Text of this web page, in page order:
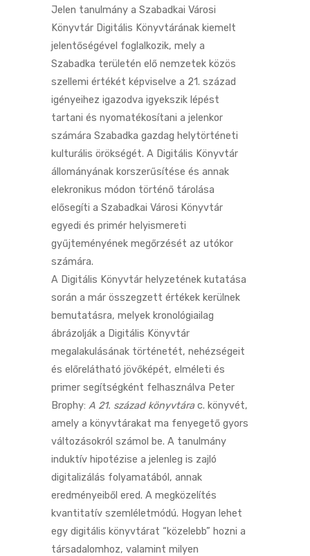
Jelen tanulmány a Szabadkai Városi
Könyvtár Digitális Könyvtárának kiemelt
jelentőségével foglalkozik, mely a
Szabadka területén elő nemzetek közös
szellemi értékét képviselve a 21. század
igényeihez igazodva igyekszik lépést
tartani és nyomatékosítani a jelenkor
számára Szabadka gazdag helytörténeti
kulturális örökségét. A Digitális Könyvtár
állományának korszerűsítése és annak
elekronikus módon történő tárolása
elősegíti a Szabadkai Városi Könyvtár
egyedi és primér helyismereti
gyűjteményének megőrzését az utókor
számára.
A Digitális Könyvtár helyzetének kutatása
során a már összegzett értékek kerülnek
bemutatásra, melyek kronológiailag
ábrázolják a Digitális Könyvtár
megalakulásának történetét, nehézségeit
és előrelátható jövőképét, elméleti és
primer segítségként felhasználva Peter
Brophy: A 21. század könyvtárac. könyvét,
amely a könyvtárakat ma fenyegető gyors
változásokról számol be. A tanulmány
induktív hipotézise a jelenleg is zajló
digitalizálás folyamatából, annak
eredményeiből ered. A megközelítés
kvantitatív szemléletmódú. Hogyan lehet
egy digitális könyvtárat “közelebb” hozni a
társadalomhoz, valamint milyen